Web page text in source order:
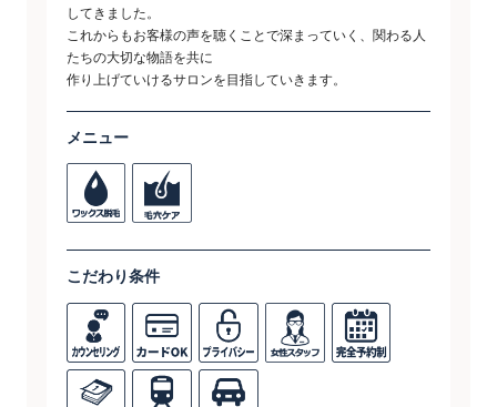
してきました。
これからもお客様の声を聴くことで深まっていく、関わる人
たちの大切な物語を共に
作り上げていけるサロンを目指していきます。
メニュー
こだわり条件